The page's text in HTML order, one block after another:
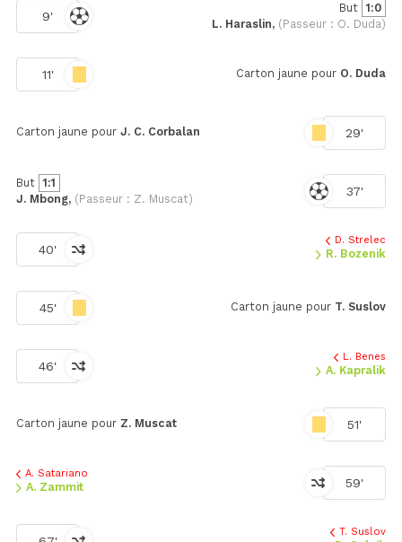
9'
But 1:0
L. Haraslin, (Passeur : O. Duda)
11' Carton jaune pour O. Duda
29'
Carton jaune pour J. C. Corbalan
37'
But 1:1
J. Mbong, (Passeur : Z. Muscat)
40'
D. Strelec
R. Bozenik
45' Carton jaune pour T. Suslov
46'
L. Benes
A. Kapralik
51'
Carton jaune pour Z. Muscat
59'
A. Satariano
A. Zammit
T. Suslov